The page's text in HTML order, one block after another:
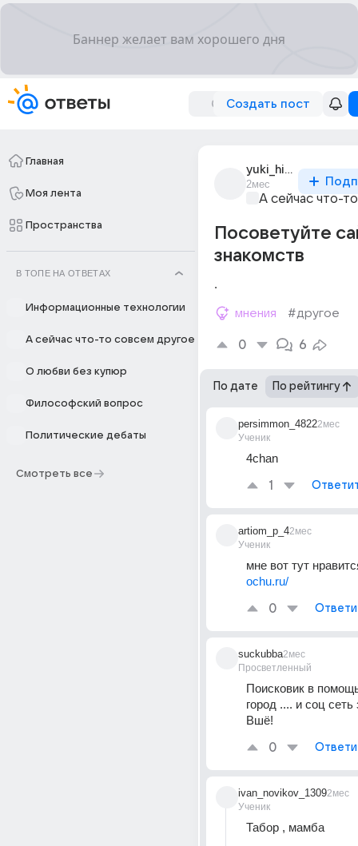
Создать пост
Главная
Моя лента
Пространства
В ТОПЕ НА ОТВЕТАХ
Информационные технологии
А сейчас что-то совсем другое
О любви без купюр
Философский вопрос
Политические дебаты
Смотреть все
yuki_hinata
2мес
А сейчас что-
Посоветуйте
знакомств
.
мнения #другое
0 6
По дате По рейтингу
persimmon_4822
Ученик
2мес
4chan
1
artiom_p_4
Ученик
2мес
мне вот тут
ochu.ru/
0
suckubba
Просветленный
2мес
Поисковик в
город .... и соц сеть
Вшё!
0
ivan_novikov_1309
Ученик
2мес
Табор , мамба